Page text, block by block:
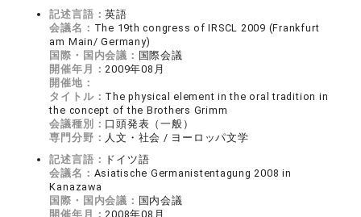
記述言語：英語
会議名： The 19th congress of IRSCL 2009 (Frankfurt
am Main/ Germany)
国際・国内会議： 国際会議
開催年月：2009年08月
開催地：
タイトル： The physical element in the oral tradition in
the concept of the Brothers Grimm
会議種別： 口頭発表（一般）
専門分野： 人文・社会 / ヨーロッパ文学
記述言語： ドイツ語
会議名： Asiatische Germanistentagung 2008 in
Kanazawa
国際・国内会議： 国内会議
開催年月：2008年08月